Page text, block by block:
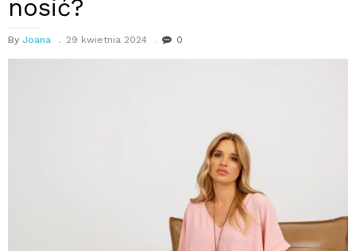
nosić?
By Joana 29 kwietnia 2024 0